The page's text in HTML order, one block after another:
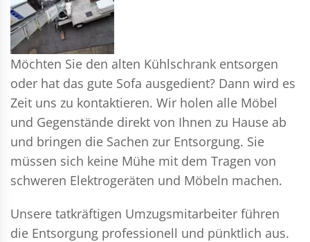
Möchten Sie den alten Kühlschrank entsorgen
oder hat das gute Sofa ausgedient? Dann wird es
Zeit uns zu kontaktieren. Wir holen alle Möbel
und Gegenstände direkt von Ihnen zu Hause ab
und bringen die Sachen zur Entsorgung. Sie
müssen sich keine Mühe mit dem Tragen von
schweren Elektrogeräten und Möbeln machen.
Unsere tatkräftigen Umzugsmitarbeiter führen
die Entsorgung professionell und pünktlich aus.